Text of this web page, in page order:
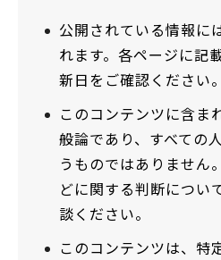
公開されている情報に
れます。各ページに記
新日をご確認ください。
このコンテンツに含ま
般論であり、すべての
うものではありません
どに関する判断につい
談ください。
このコンテンツは、特